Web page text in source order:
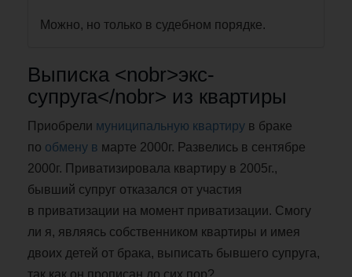
Можно, но только в судебном порядке.
Выписка <nobr>экс-
супруга</nobr> из квартиры
Приобрели муниципальную квартиру в браке
по обмену в марте 2000г. Развелись в сентябре
2000г. Приватизировала квартиру в 2005г.,
бывший супруг отказался от участия
в приватизации на момент приватизации. Смогу
ли я, являясь собственником квартиры и имея
двоих детей от брака, выписать бывшего супруга,
так как он прописан до сих пор?